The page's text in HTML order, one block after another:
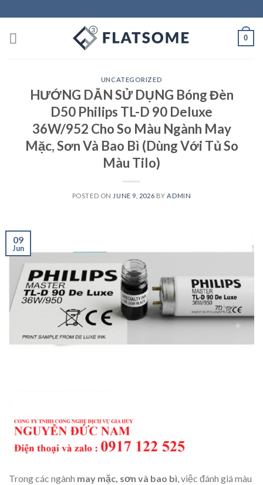
to
content
0
UNCATEGORIZED
HƯỚNG DẪN SỬ DỤNG Bóng Đèn
D50 Philips TL-D 90 Deluxe
36W/952 Cho So Màu Ngành May
Mặc, Sơn Và Bao Bì (Dùng Với Tủ So
Màu Tilo)
POSTED ON JUNE 9, 2026 BY ADMIN
09
Jun
Trong các ngành may mặc, sơn và bao bì, việc đánh giá màu